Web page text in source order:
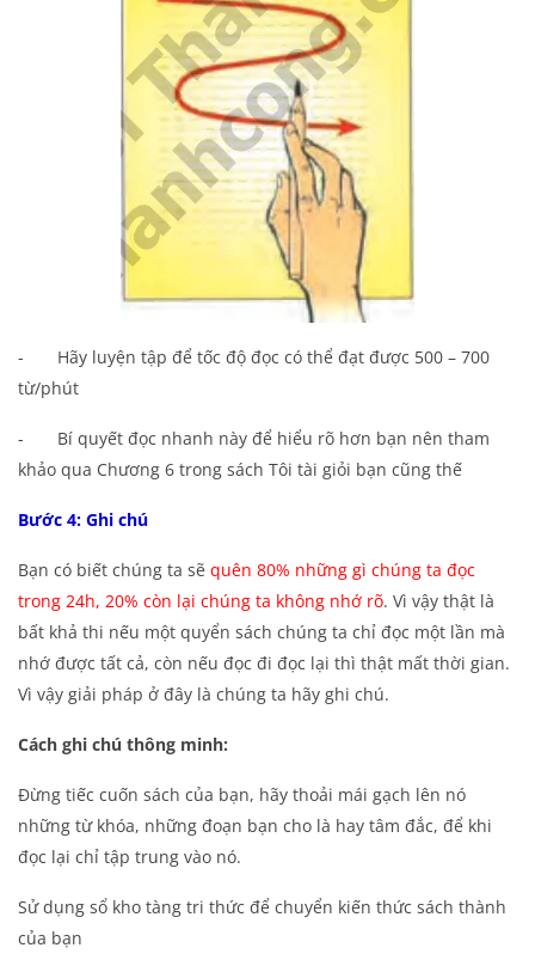
- Hãy luyện tập để tốc độ đọc có thể đạt được 500 – 700
từ/phút
- Bí quyết đọc nhanh này để hiểu rõ hơn bạn nên tham
khảo qua Chương 6 trong sách Tôi tài giỏi bạn cũng thế
Bước 4: Ghi chú
Bạn có biết chúng ta sẽ quên 80% những gì chúng ta đọc
trong 24h, 20% còn lại chúng ta không nhớ rõ. Vì vậy thật là
bất khả thi nếu một quyển sách chúng ta chỉ đọc một lần mà
nhớ được tất cả, còn nếu đọc đi đọc lại thì thật mất thời gian.
Vì vậy giải pháp ở đây là chúng ta hãy ghi chú.
Cách ghi chú thông minh:
Đừng tiếc cuốn sách của bạn, hãy thoải mái gạch lên nó
những từ khóa, những đoạn bạn cho là hay tâm đắc, để khi
đọc lại chỉ tập trung vào nó.
Sử dụng sổ kho tàng tri thức để chuyển kiến thức sách thành
của bạn